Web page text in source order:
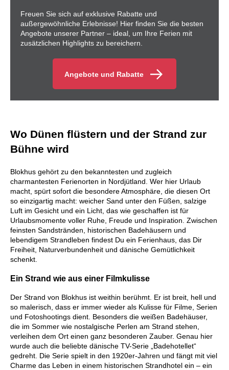
Freuen Sie sich auf exklusive Rabatte und
außergewöhnliche Erlebnisse! Hier finden Sie die besten
Angebote unserer Partner – ideal, um Ihre Ferien mit
zusätzlichen Highlights zu bereichern.
Angebote und Rabatte
Wo Dünen flüstern und der Strand zur
Bühne wird
Blokhus gehört zu den bekanntesten und zugleich
charmantesten Ferienorten in Nordjütland. Wer hier Urlaub
macht, spürt sofort die besondere Atmosphäre, die diesen Ort
so einzigartig macht: weicher Sand unter den Füßen, salzige
Luft im Gesicht und ein Licht, das wie geschaffen ist für
Urlaubsmomente voller Ruhe, Freude und Inspiration. Zwischen
feinsten Sandstränden, historischen Badehäusern und
lebendigem Strandleben findest Du ein Ferienhaus, das Dir
Freiheit, Naturverbundenheit und dänische Gemütlichkeit
schenkt.
Ein Strand wie aus einer Filmkulisse
Der Strand von Blokhus ist weithin berühmt. Er ist breit, hell und
so malerisch, dass er immer wieder als Kulisse für Filme, Serien
und Fotoshootings dient. Besonders die weißen Badehäuser,
die im Sommer wie nostalgische Perlen am Strand stehen,
verleihen dem Ort einen ganz besonderen Zauber. Genau hier
wurde auch die beliebte dänische TV-Serie „Badehotellet“
gedreht. Die Serie spielt in den 1920er-Jahren und fängt mit viel
Charme das Leben in einem historischen Strandhotel ein – ein